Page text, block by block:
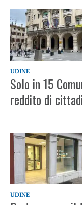
UDINE
Solo in 15
reddito di
UDINE